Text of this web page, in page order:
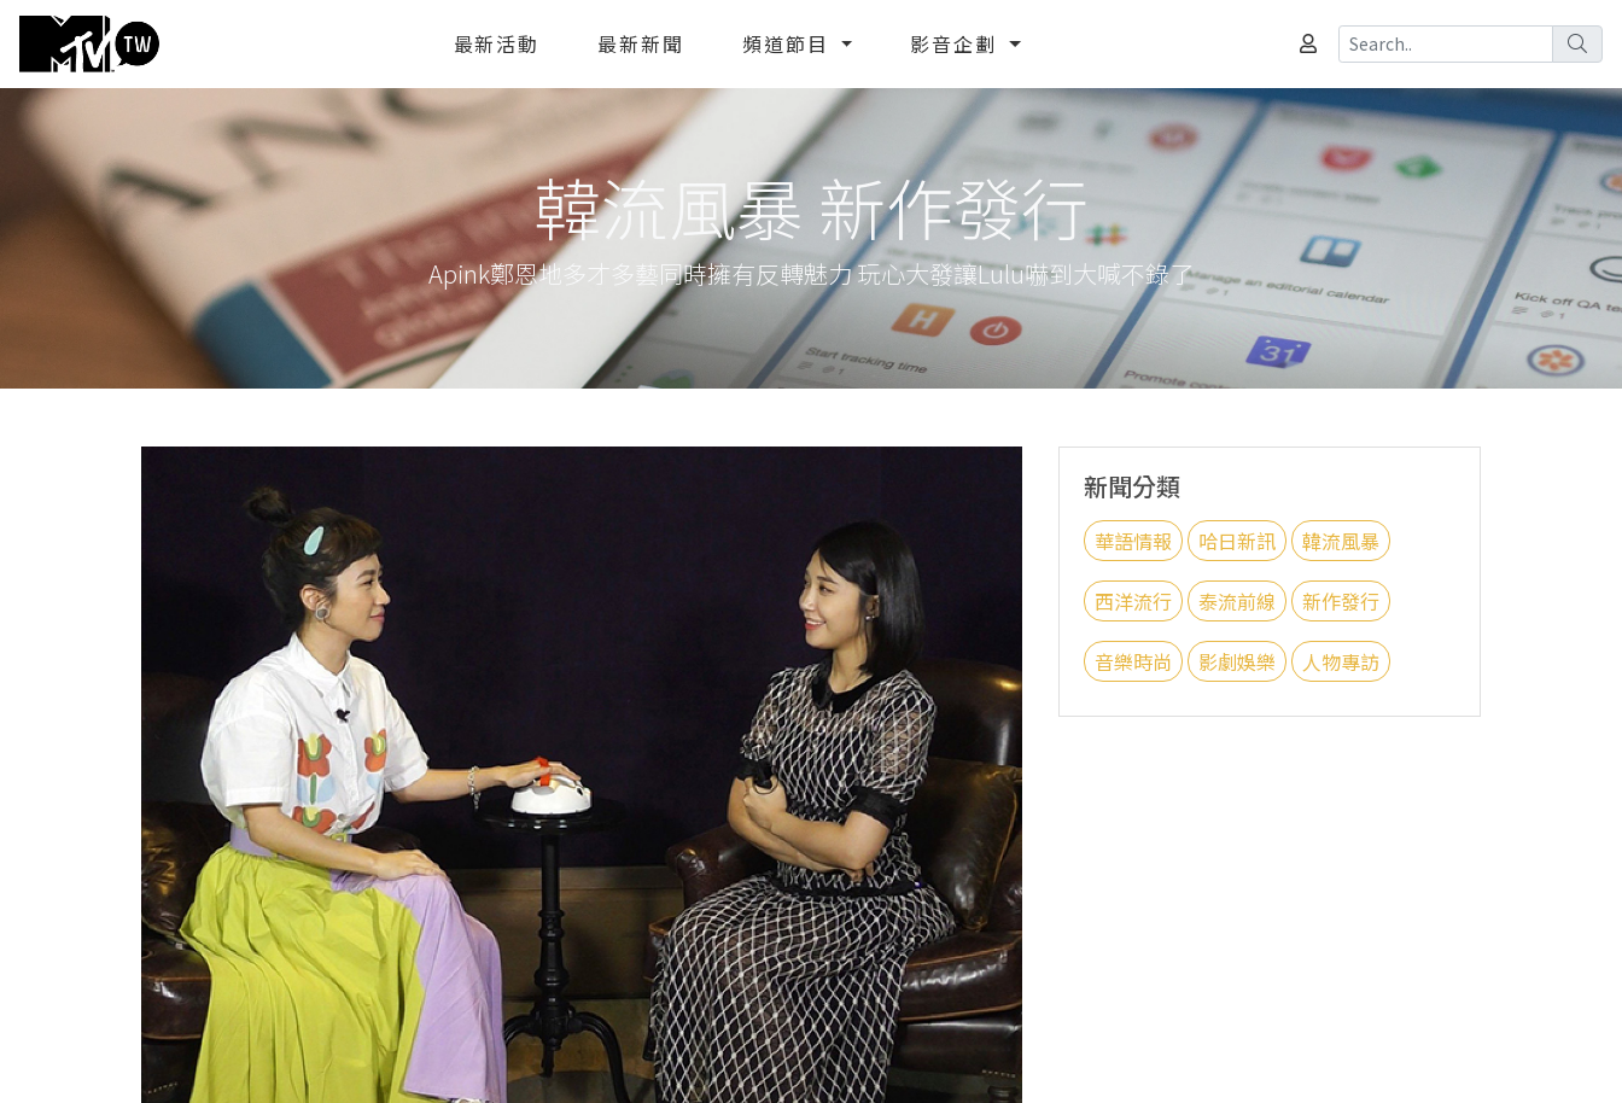
最新活動 最新新聞 頻道節目 影音企劃
韓流風暴 新作發行
Apink鄭恩地多才多藝同時擁有反轉魅力 玩心大發讓Lulu嚇到大喊不錄了
新聞分類
華語情報 哈日新訊 韓流風暴
西洋流行 泰流前線 新作發行
音樂時尚 影劇娛樂 人物專訪